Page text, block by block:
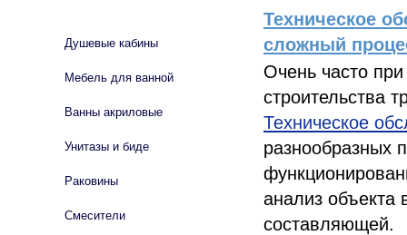
Техническое
сложный
Очень часто
строительства
Техническое
разнообразных
анализ объекта
составляющей.
Душевые кабины
Мебель для ванной
Ванны акриловые
Унитазы и биде
Раковины
Смесители